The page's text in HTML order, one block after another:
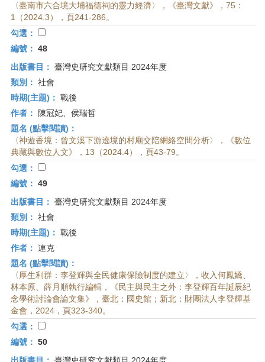
〈臺南市六合境大埔福德祠的靈力經濟〉，《臺灣文獻》，75：
1（2024.3），頁241-286。
勾選：
編號： 48
出版書目： 臺灣史研究文獻類目 2024年度
類別： 社會
時期(主題)： 戰後
作者：
陳冠妃、侯瑞哲
題名 (點擊閱讀)：
〈神遊香境：曾文溪下游遶境的村廟交陪網絡空間分析〉，《數位
典藏與數位人文》，13（2024.4），頁43-79。
勾選：
編號： 49
出版書目： 臺灣史研究文獻類目 2024年度
類別： 社會
時期(主題)： 戰後
作者： 連克
題名 (點擊閱讀)：
〈厚生利群：李登輝與全民健康保險制度的建立〉，收入何鳳嬌、
林本原、薛月順執行編輯，《民主與民主之外：李登輝百年誕辰紀
念學術討論會論文集》，臺北：國史館；新北：財團法人李登輝基
金會，2024，頁323-340。
勾選：
編號： 50